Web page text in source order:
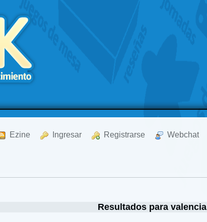
Ezine Ingresar Registrarse Webchat
Resultados para valencia